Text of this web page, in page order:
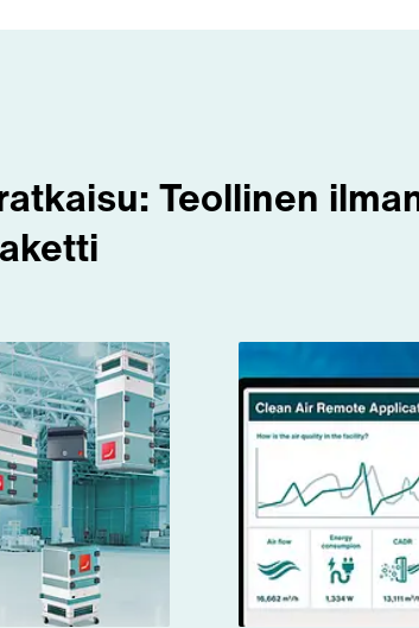
Teollinen